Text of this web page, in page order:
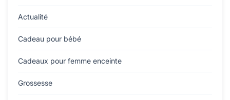
Actualité
Cadeau pour bébé
Cadeaux pour femme enceinte
Grossesse